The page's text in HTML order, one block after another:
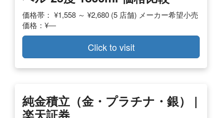
価格帯： ¥1,558 ～ ¥2,680 (5 店舗) メーカー希望小売
価格：¥―
Click to visit
純金積立（金・プラチナ・銀） |
楽天証券